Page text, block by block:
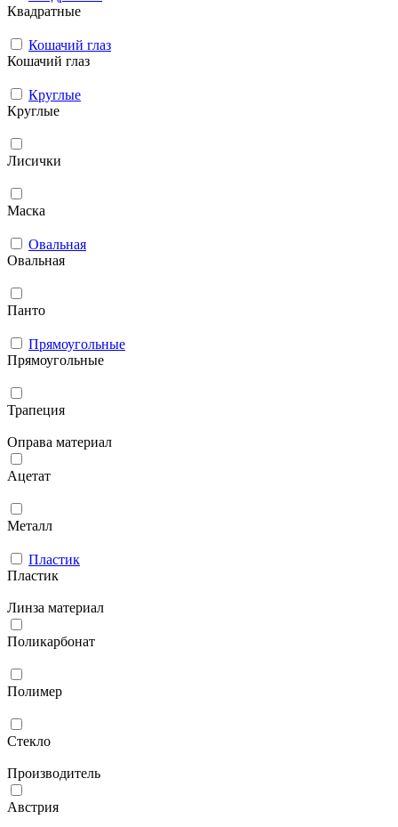
Квадратные
Кошачий глаз
Кошачий глаз
Круглые
Круглые
Лисички
Маска
Овальная
Овальная
Панто
Прямоугольные
Прямоугольные
Трапеция
Оправа материал
Ацетат
Металл
Пластик
Пластик
Линза материал
Поликарбонат
Полимер
Стекло
Производитель
Австрия